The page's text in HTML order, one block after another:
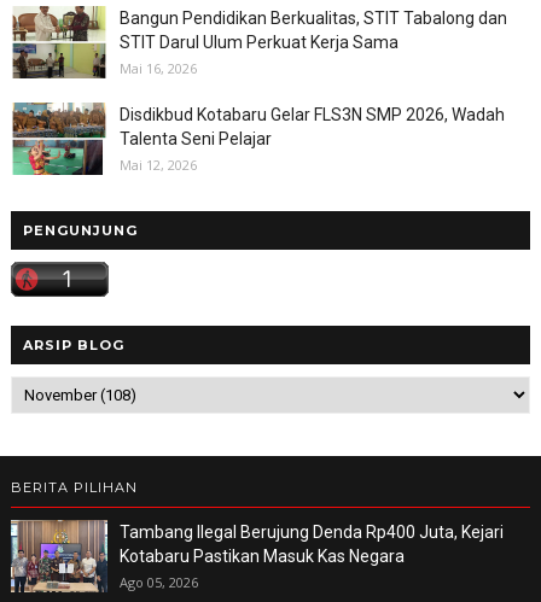
Bangun Pendidikan Berkualitas, STIT Tabalong dan
STIT Darul Ulum Perkuat Kerja Sama
Mai 16, 2026
Disdikbud Kotabaru Gelar FLS3N SMP 2026, Wadah
Talenta Seni Pelajar
Mai 12, 2026
PENGUNJUNG
ARSIP BLOG
BERITA PILIHAN
Tambang Ilegal Berujung Denda Rp400 Juta, Kejari
Kotabaru Pastikan Masuk Kas Negara
Ago 05, 2026